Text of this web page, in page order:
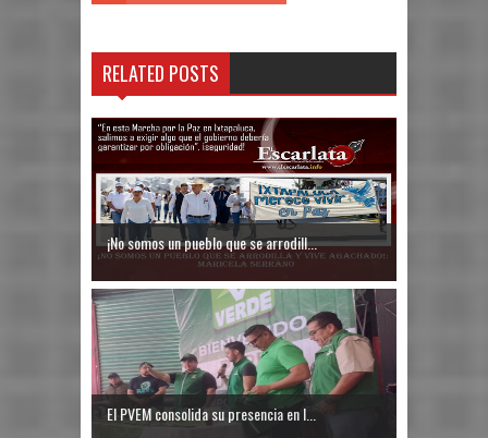
RELATED POSTS
¡No somos un pueblo que se arrodill...
El PVEM consolida su presencia en I...